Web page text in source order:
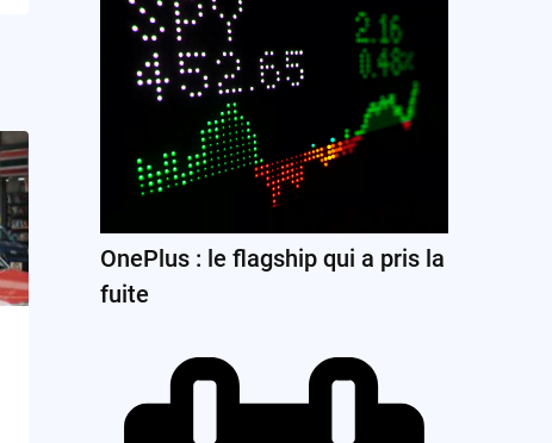
OnePlus : le flagship qui a pris la
fuite